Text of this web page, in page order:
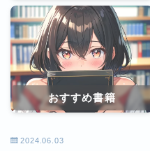
おすすめ書籍
2024.06.03